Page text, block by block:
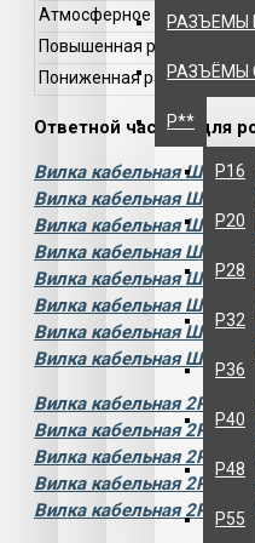
РАЗЪЕМЫ
РАЗЪЁМЫ
Р**
Р16
Р20
Р28
Р32
Р36
Р40
Р48
Р55
Атмосферное
Повышенная рабочая
Пониженная рабочая
Ответной частью для
Вилка кабельная
Вилка кабельная
Вилка кабельная
Вилка кабельная
Вилка кабельная
Вилка кабельная
Вилка кабельная
Вилка кабельная
Вилка кабельная
Вилка кабельная
Вилка кабельная
Вилка кабельная
Вилка кабельная